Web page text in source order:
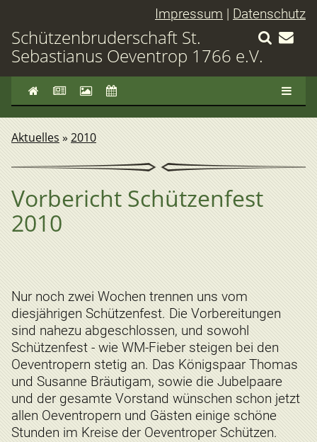
Impressum | Datenschutz
Schützenbruderschaft St.
Sebastianus Oeventrop 1766 e.V.
Aktuelles » 2010
Vorbericht Schützenfest
2010
Nur noch zwei Wochen trennen uns vom
diesjährigen Schützenfest. Die Vorbereitungen
sind nahezu abgeschlossen, und sowohl
Schützenfest - wie WM-Fieber steigen bei den
Oeventropern stetig an. Das Königspaar Thomas
und Susanne Bräutigam, sowie die Jubelpaare
und der gesamte Vorstand wünschen schon jetzt
allen Oeventropern und Gästen einige schöne
Stunden im Kreise der Oeventroper Schützen.